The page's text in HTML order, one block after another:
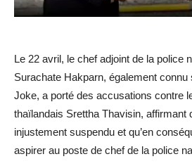
Le 22 avril, le chef adjoint de la police
Surachate Hakparn, également
Joke, a porté des accusations contre
thaïlandais Srettha Thavisin, affirmant
injustement suspendu et qu’en
aspirer au poste de chef de la police